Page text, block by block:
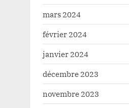
mars 2024
février 2024
janvier 2024
décembre 2023
novembre 2023